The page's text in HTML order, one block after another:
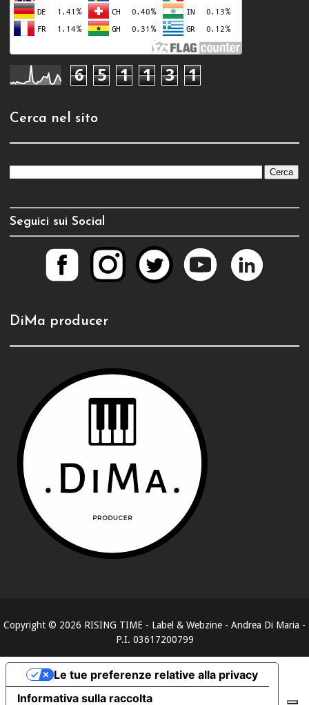
6 5 1 1 3 1
Cerca nel sito
Seguici sui Social
DiMa producer
Copyright © 2026 RISING TIME - Label & Webzine - Andrea Di Maria -
P.I. 03617200799
Informativa sulla raccolta
Le tue preferenze relative alla privacy